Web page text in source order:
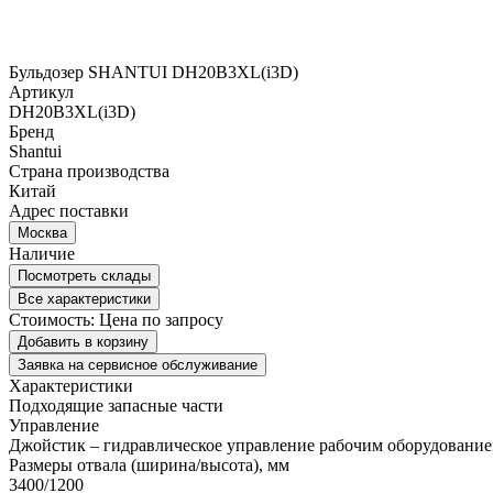
Бульдозер SHANTUI DH20B3XL(i3D)
Артикул
DH20B3XL(i3D)
Бренд
Shantui
Страна производства
Китай
Адрес поставки
Москва
Наличие
Посмотреть склады
Все характеристики
Стоимость: Цена по запросу
Добавить в корзину
Заявка на сервисное обслуживание
Характеристики
Подходящие запасные части
Управление
Джойстик – гидравлическое управление рабочим
Размеры отвала (ширина/высота), мм
3400/1200